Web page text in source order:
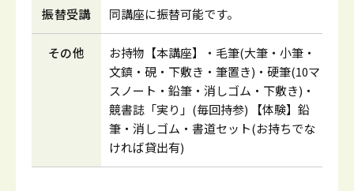
振替受講 同講座に振替可能です。
その他
お持物【本講座】・毛筆(大筆・小筆・
文鎮・硯・下敷き・筆置き)・硬筆(10マ
スノート・鉛筆・消しゴム・下敷き)・
競書誌「実り」(毎回持参) 【体験】鉛
筆・消しゴム・書道セット(お持ちでな
ければ貸出有)